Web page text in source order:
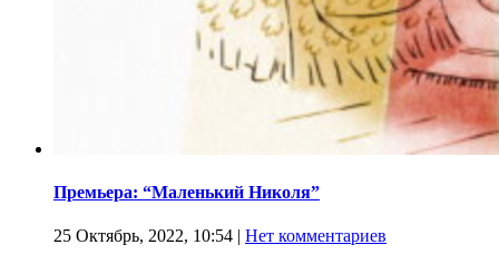
Премьера: “Маленький Николя”
25 Октябрь, 2022, 10:54 | Нет комментариев